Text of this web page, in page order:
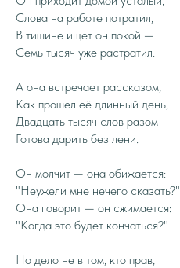
Слова на работе потратил,
В тишине ищет он покой —
Семь тысяч уже растратил.
А она встречает рассказом,
Как прошел её длинный день,
Двадцать тысяч слов разом
Готова дарить без лени.
Он молчит — она обижается:
"Неужели мне нечего сказать?"
Она говорит — он сжимается:
"Когда это будет кончаться?"
Но дело не в том, кто прав,